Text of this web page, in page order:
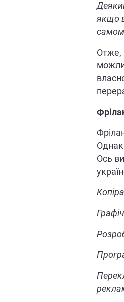
якщо
Отже,
Однак
Ось